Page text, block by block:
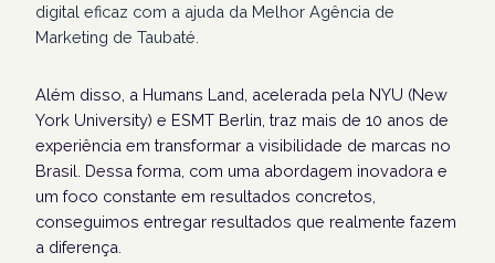
digital eficaz com a ajuda da Melhor Agência de
Marketing de Taubaté.
Além disso, a Humans Land, acelerada pela NYU (New
York University) e ESMT Berlin, traz mais de 10 anos de
experiência em transformar a visibilidade de marcas no
Brasil. Dessa forma, com uma abordagem inovadora e
um foco constante em resultados concretos,
conseguimos entregar resultados que realmente fazem
a diferença.